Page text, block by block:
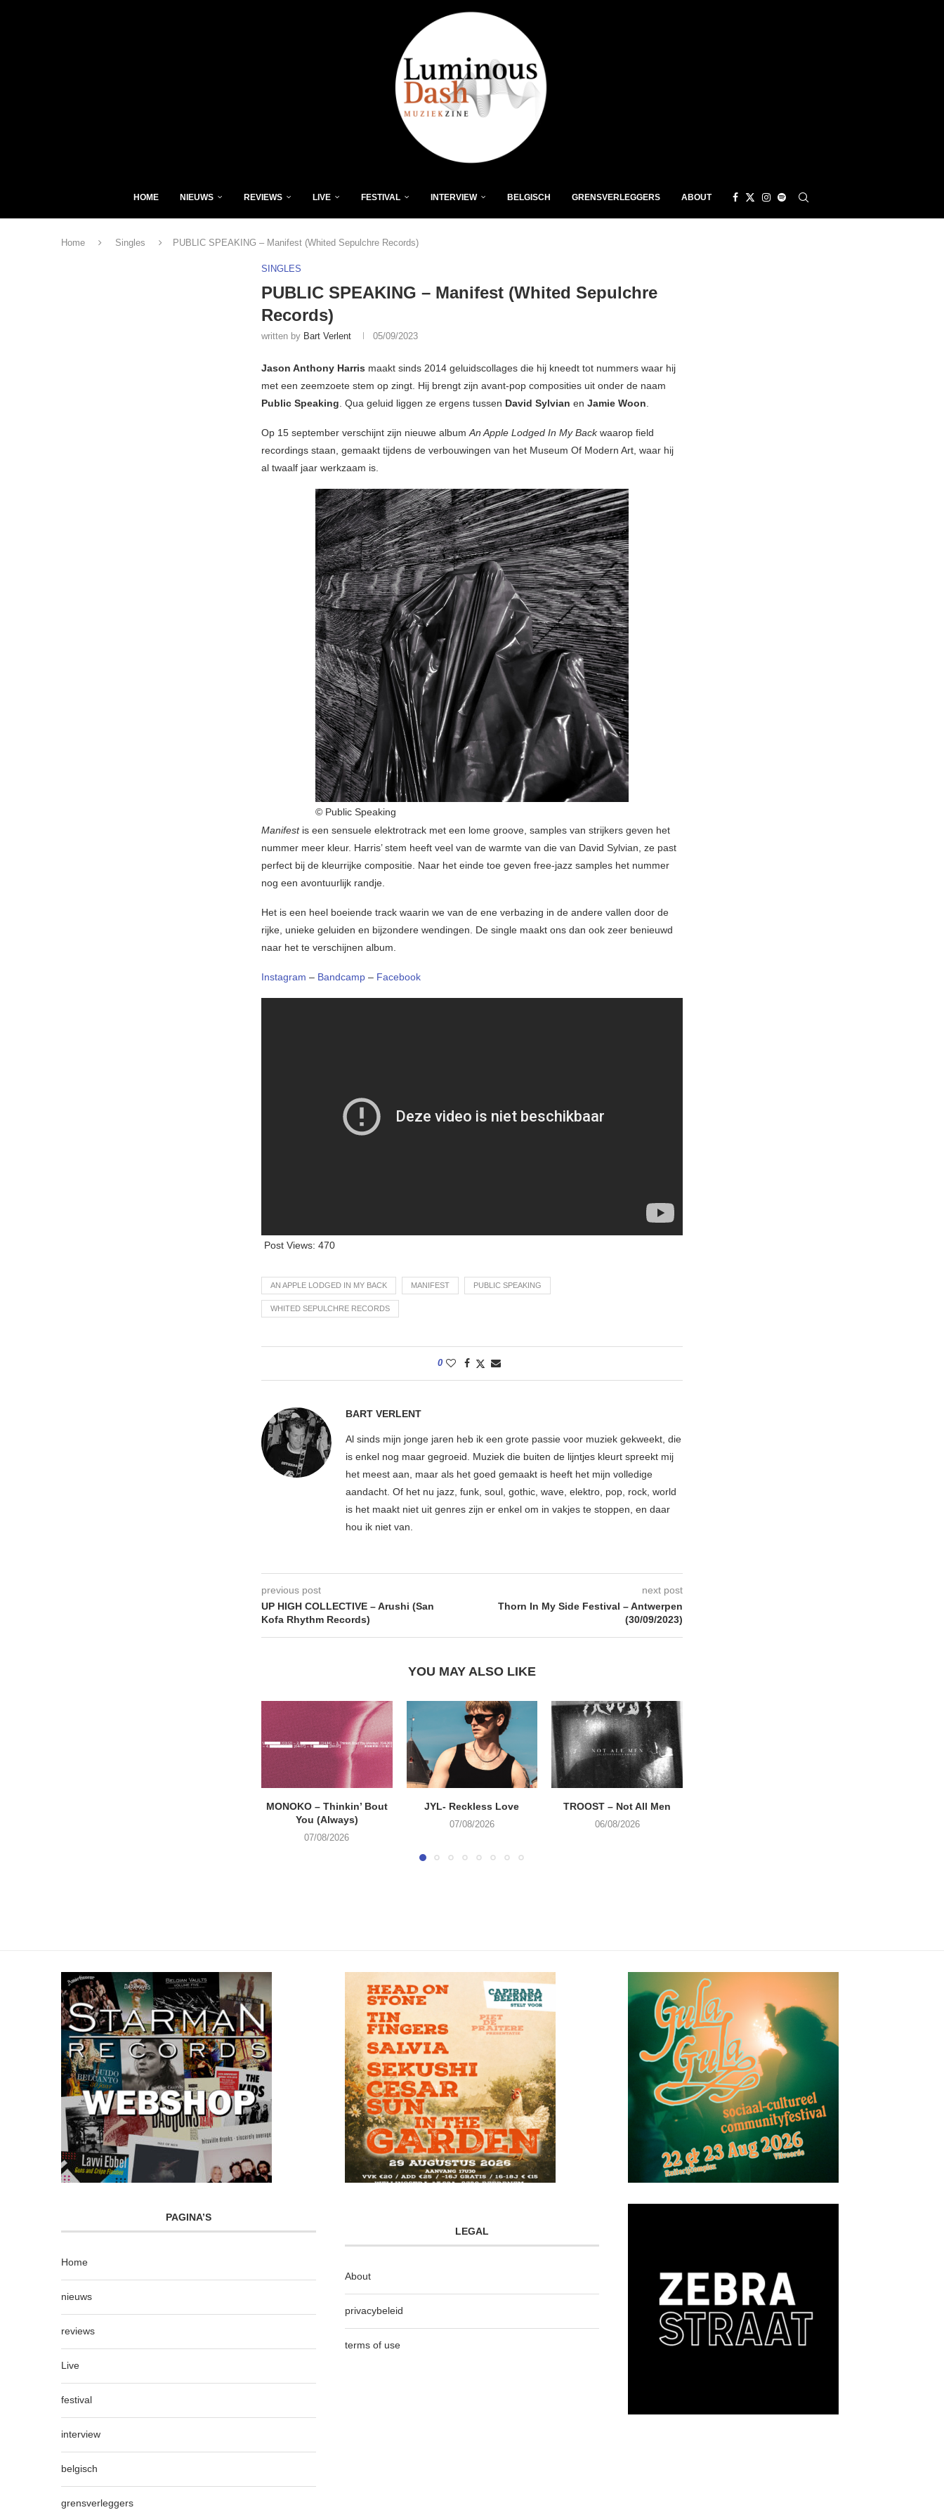
HOME NIEUWS REVIEWS LIVE FESTIVAL INTERVIEW BELGISCH GRENSVERLEGGERS ABOUT
Home Singles PUBLIC SPEAKING – Manifest (Whited Sepulchre Records)
SINGLES
PUBLIC SPEAKING – Manifest (Whited Sepulchre
Records)
written by Bart Verlent 05/09/2023
Jason Anthony Harris maakt sinds 2014 geluidscollages die hij kneedt tot nummers waar hij
met een zeemzoete stem op zingt. Hij brengt zijn avant-pop composities uit onder de naam
Public Speaking. Qua geluid liggen ze ergens tussen David Sylvian en Jamie Woon.
Op 15 september verschijnt zijn nieuwe albumAn Apple Lodged In My Backwaarop field
recordings staan, gemaakt tijdens de verbouwingen van het Museum Of Modern Art, waar hij
al twaalf jaar werkzaam is.
© Public Speaking
Manifestis een sensuele elektrotrack met een lome groove, samples van strijkers geven het
nummer meer kleur. Harris’ stem heeft veel van de warmte van die van David Sylvian, ze past
perfect bij de kleurrijke compositie. Naar het einde toe geven free-jazz samples het nummer
nog een avontuurlijk randje.
Het is een heel boeiende track waarin we van de ene verbazing in de andere vallen door de
rijke, unieke geluiden en bijzondere wendingen. De single maakt ons dan ook zeer benieuwd
naar het te verschijnen album.
Instagram – Bandcamp – Facebook
Post Views: 470
AN APPLE LODGED IN MY BACK MANIFEST PUBLIC SPEAKING
WHITED SEPULCHRE RECORDS
0
BART VERLENT
Al sinds mijn jonge jaren heb ik een grote passie voor muziek gekweekt, die
is enkel nog maar gegroeid. Muziek die buiten de lijntjes kleurt spreekt mij
het meest aan, maar als het goed gemaakt is heeft het mijn volledige
aandacht. Of het nu jazz, funk, soul, gothic, wave, elektro, pop, rock, world
is het maakt niet uit genres zijn er enkel om in vakjes te stoppen, en daar
hou ik niet van.
previous post
UP HIGH COLLECTIVE – Arushi (San
Kofa Rhythm Records)
next post
Thorn In My Side Festival – Antwerpen
(30/09/2023)
YOU MAY ALSO LIKE
MONOKO – Thinkin’ Bout
You (Always)
07/08/2026
JYL- Reckless Love
07/08/2026
TROOST – Not All Men
06/08/2026
PAGINA’S
Home
nieuws
reviews
Live
festival
interview
belgisch
grensverleggers
LEGAL
About
privacybeleid
terms of use